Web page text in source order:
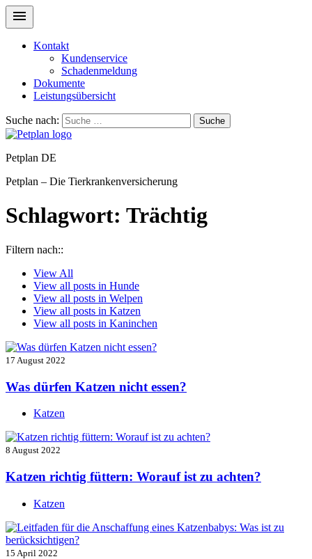
Kontakt
Kundenservice
Schadenmeldung
Dokumente
Leistungsübersicht
Suche nach: Suche
Petplan DE
Petplan – Die Tierkrankenversicherung
Schlagwort: Trächtig
Filtern nach::
View All
View all posts in Hunde
View all posts in Welpen
View all posts in Katzen
View all posts in Kaninchen
17 August 2022
Was dürfen Katzen nicht essen?
Katzen
8 August 2022
Katzen richtig füttern: Worauf ist zu achten?
Katzen
15 April 2022